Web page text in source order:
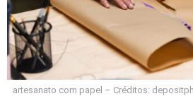
artesanato com papel – Créditos: